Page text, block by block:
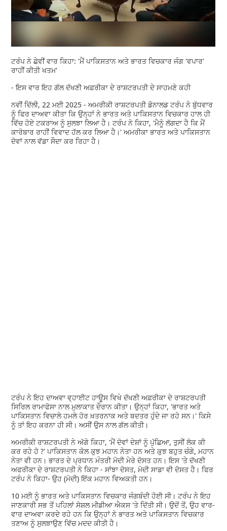
ਟਰੰਪ ਨੇ ਛੇਵੀਂ ਵਾਰ ਕਿਹਾ: 'ਮੈਂ ਪਾਕਿਸਤਾਨ ਅਤੇ ਭਾਰਤ ਵਿਚਕਾਰ ਜੰਗ 'ਵਪਾਰ'
ਰਾਹੀਂ ਕੀਤੀ ਖਤਮ'
- ਇਸ ਵਾਰ ਇਹ ਗੱਲ ਦੱਖਣੀ ਅਫ਼ਰੀਕਾ ਦੇ ਰਾਸ਼ਟਰਪਤੀ ਦੇ ਸਾਹਮਣੇ ਕਹੀ
ਨਵੀਂ ਦਿੱਲੀ, 22 ਮਈ 2025 - ਅਮਰੀਕੀ ਰਾਸ਼ਟਰਪਤੀ ਡੋਨਾਲਡ ਟਰੰਪ ਨੇ ਬੁੱਧਵਾਰ
ਨੂੰ ਫਿਰ ਦਾਅਵਾ ਕੀਤਾ ਕਿ ਉਨ੍ਹਾਂ ਨੇ ਭਾਰਤ ਅਤੇ ਪਾਕਿਸਤਾਨ ਵਿਚਕਾਰ ਹਾਲ ਹੀ
ਵਿੱਚ ਹੋਏ ਟਕਰਾਅ ਨੂੰ ਸੁਲਝਾ ਲਿਆ ਹੈ। ਟਰੰਪ ਨੇ ਕਿਹਾ, 'ਮੈਨੂੰ ਲੱਗਦਾ ਹੈ ਕਿ ਮੈਂ
ਕਾਰੋਬਾਰ ਰਾਹੀਂ ਵਿਵਾਦ ਹੱਲ ਕਰ ਲਿਆ ਹੈ।' ਅਮਰੀਕਾ ਭਾਰਤ ਅਤੇ ਪਾਕਿਸਤਾਨ
ਦੋਵਾਂ ਨਾਲ ਵੱਡਾ ਸੌਦਾ ਕਰ ਰਿਹਾ ਹੈ।
ਟਰੰਪ ਨੇ ਇਹ ਦਾਅਵਾ ਵ੍ਹਾਈਟ ਹਾਊਸ ਵਿਖੇ ਦੱਖਣੀ ਅਫ਼ਰੀਕਾ ਦੇ ਰਾਸ਼ਟਰਪਤੀ
ਸਿਰਿਲ ਰਾਮਾਫੋਸਾ ਨਾਲ ਮੁਲਾਕਾਤ ਦੌਰਾਨ ਕੀਤਾ। ਉਨ੍ਹਾਂ ਕਿਹਾ, 'ਭਾਰਤ ਅਤੇ
ਪਾਕਿਸਤਾਨ ਵਿਚਾਲੇ ਹਮਲੇ ਹੋਰ ਖ਼ਤਰਨਾਕ ਅਤੇ ਬਦਤਰ ਹੁੰਦੇ ਜਾ ਰਹੇ ਸਨ।' ਕਿਸੇ
ਨੂੰ ਤਾਂ ਇਹ ਕਰਨਾ ਹੀ ਸੀ। ਅਸੀਂ ਉਸ ਨਾਲ ਗੱਲ ਕੀਤੀ।
ਅਮਰੀਕੀ ਰਾਸ਼ਟਰਪਤੀ ਨੇ ਅੱਗੇ ਕਿਹਾ, 'ਮੈਂ ਦੋਵਾਂ ਦੇਸ਼ਾਂ ਨੂੰ ਪੁੱਛਿਆ, ਤੁਸੀਂ ਲੋਕ ਕੀ
ਕਰ ਰਹੇ ਹੋ ?' ਪਾਕਿਸਤਾਨ ਕੋਲ ਕੁਝ ਮਹਾਨ ਨੇਤਾ ਹਨ ਅਤੇ ਕੁਝ ਬਹੁਤ ਚੰਗੇ, ਮਹਾਨ
ਨੇਤਾ ਵੀ ਹਨ। ਭਾਰਤ ਦੇ ਪ੍ਰਧਾਨ ਮੰਤਰੀ ਮੋਦੀ ਮੇਰੇ ਦੋਸਤ ਹਨ। ਇਸ 'ਤੇ ਦੱਖਣੀ
ਅਫਰੀਕਾ ਦੇ ਰਾਸ਼ਟਰਪਤੀ ਨੇ ਕਿਹਾ - ਸਾਂਝਾ ਦੋਸਤ, ਮੋਦੀ ਸਾਡਾ ਵੀ ਦੋਸਤ ਹੈ। ਫਿਰ
ਟਰੰਪ ਨੇ ਕਿਹਾ- ਉਹ (ਮੋਦੀ) ਇੱਕ ਮਹਾਨ ਵਿਅਕਤੀ ਹਨ।
10 ਮਈ ਨੂੰ ਭਾਰਤ ਅਤੇ ਪਾਕਿਸਤਾਨ ਵਿਚਕਾਰ ਜੰਗਬੰਦੀ ਹੋਈ ਸੀ। ਟਰੰਪ ਨੇ ਇਹ
ਜਾਣਕਾਰੀ ਸਭ ਤੋਂ ਪਹਿਲਾਂ ਸੋਸ਼ਲ ਮੀਡੀਆ ਐਕਸ 'ਤੇ ਦਿੱਤੀ ਸੀ। ਉਦੋਂ ਤੋਂ, ਉਹ ਵਾਰ-
ਵਾਰ ਦਾਅਵਾ ਕਰਦੇ ਰਹੇ ਹਨ ਕਿ ਉਨ੍ਹਾਂ ਨੇ ਭਾਰਤ ਅਤੇ ਪਾਕਿਸਤਾਨ ਵਿਚਕਾਰ
ਤਣਾਅ ਨੂੰ ਸੁਲਝਾਉਣ ਵਿੱਚ ਮਦਦ ਕੀਤੀ ਹੈ।